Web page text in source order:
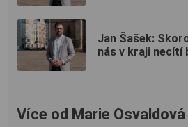
Jan Šašek:
nás v kraji necítí
Více od Marie Osvaldová